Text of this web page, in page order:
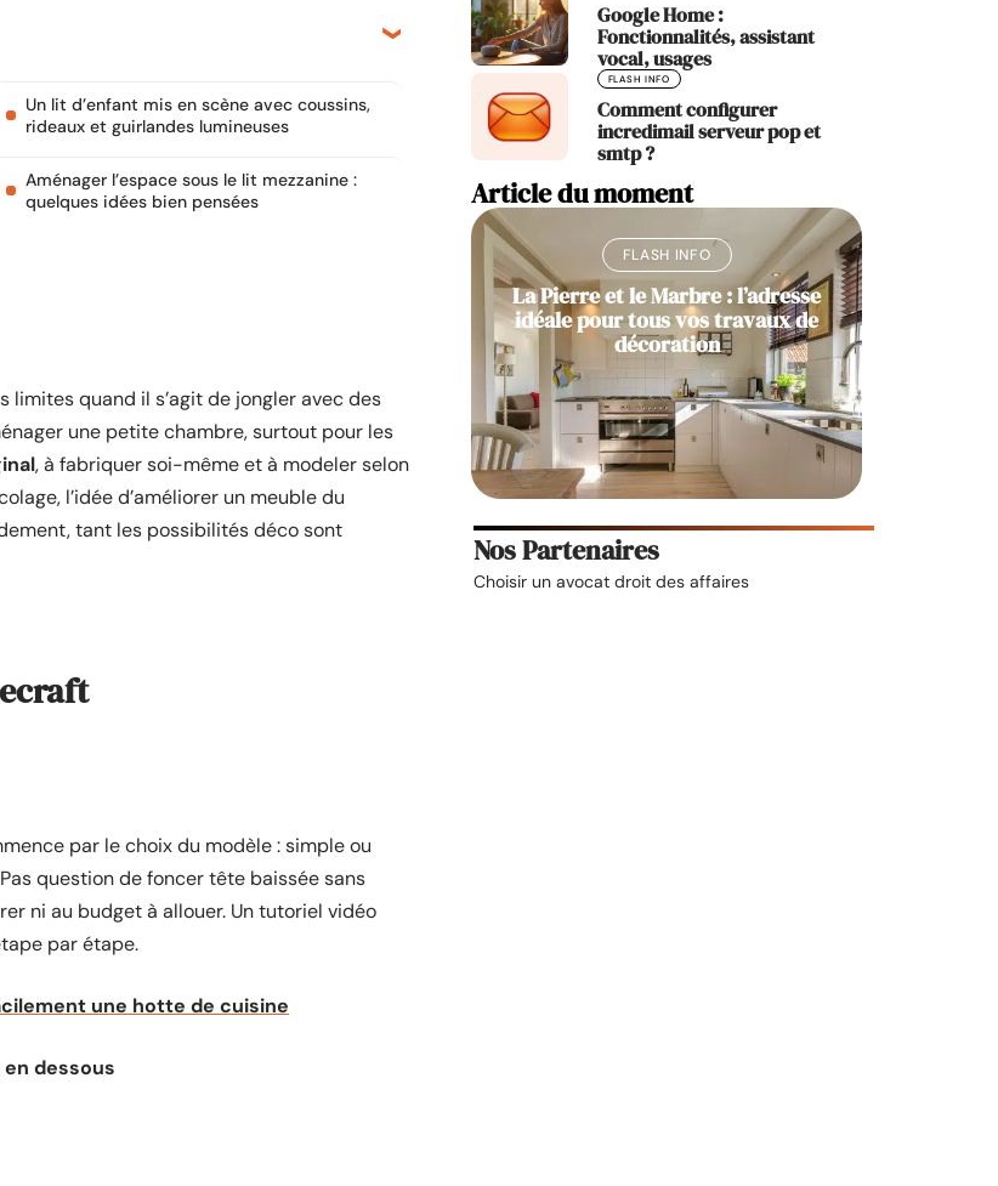
Un lit d’enfant mis en scène avec coussins,
rideaux et guirlandes lumineuses
Aménager l’espace sous le lit mezzanine :
quelques idées bien pensées
quand il s’agit de jongler avec des
une petite chambre, surtout pour les
, à fabriquer soi-même et à modeler selon
l’idée d’améliorer un meuble du
tant les possibilités déco sont
par le choix du modèle : simple ou
question de foncer tête baissée sans
ni au budget à allouer. Un tutoriel vidéo
par étape.
une hotte de cuisine
dessous
Google Home :
Fonctionnalités, assistant
vocal, usages
FLASH INFO
Comment configurer
incredimail serveur pop et
smtp ?
Article du moment
FLASH INFO
La Pierre et le Marbre : l’adresse
idéale pour tous vos travaux de
décoration
Nos Partenaires
Choisir un avocat droit des affaires